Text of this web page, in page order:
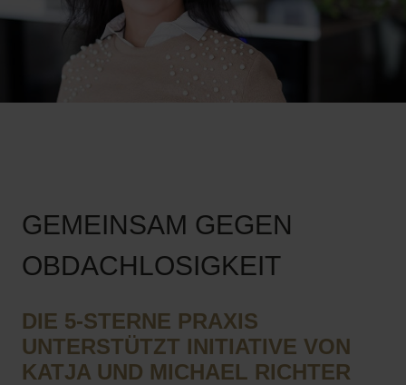
GEMEINSAM GEGEN
OBDACHLOSIGKEIT
DIE 5-STERNE PRAXIS
UNTERSTÜTZT INITIATIVE VON
KATJA UND MICHAEL RICHTER